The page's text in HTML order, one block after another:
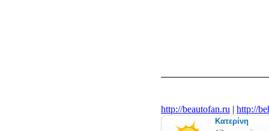
http://beautofan.ru | http://